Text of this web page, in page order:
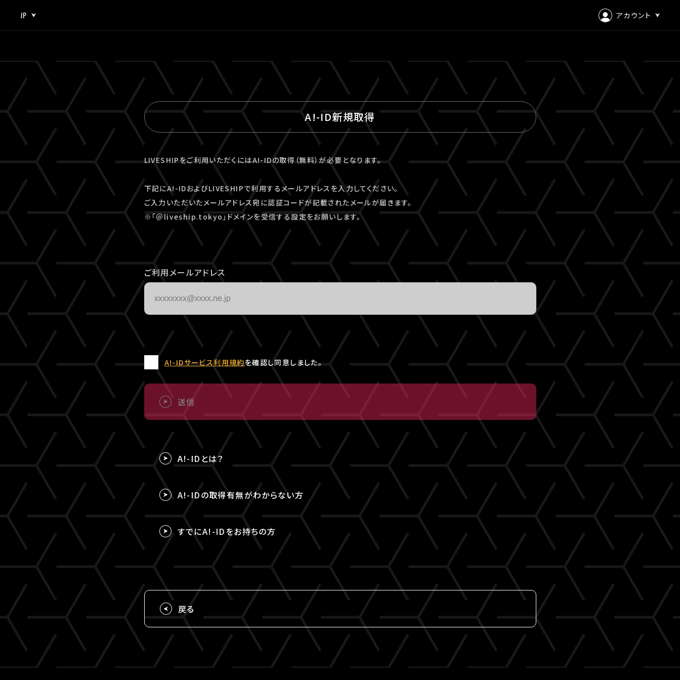
JP アカウント
EN
会員登録
A!-ID新規取得
LIVESHIPをご利用いただくにはA!-IDの取得（無料）が必要となります。
下記にA!-IDおよびLIVESHIPで利用するメールアドレスを入力してください。
ご入力いただいたメールアドレス宛に認証コードが記載されたメールが届きます。
※「＠liveship.tokyo」ドメインを受信する設定をお願いします。
ご利用メールアドレス
A!-IDサービス利用規約を確認し同意しました。
送信
A!-IDとは？
A!-IDの取得有無がわからない方
すでにA!-IDをお持ちの方
戻る